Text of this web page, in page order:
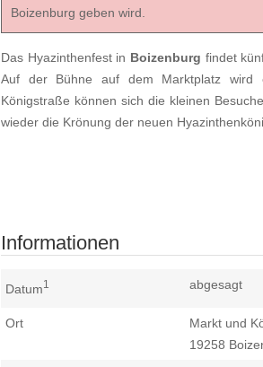
Boizenburg geben wird.
Das Hyazinthenfest in Boizenburg findet
Auf der Bühne auf dem Marktplatz wird
Königstraße können sich die kleinen
wieder die Krönung der neuen
Informationen
Datum1 abgesagt
Ort
Markt und
19258